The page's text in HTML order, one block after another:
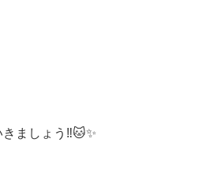
ましょう‼️🐱✨